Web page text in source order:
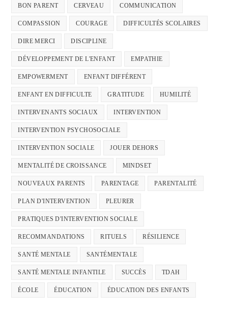
BON PARENT CERVEAU COMMUNICATION
COMPASSION COURAGE DIFFICULTÉS SCOLAIRES
DIRE MERCI DISCIPLINE
DÉVELOPPEMENT DE L'ENFANT EMPATHIE
EMPOWERMENT ENFANT DIFFÉRENT
ENFANT EN DIFFICULTE GRATITUDE HUMILITÉ
INTERVENANTS SOCIAUX INTERVENTION
INTERVENTION PSYCHOSOCIALE
INTERVENTION SOCIALE JOUER DEHORS
MENTALITÉ DE CROISSANCE MINDSET
NOUVEAUX PARENTS PARENTAGE PARENTALITÉ
PLAN D'INTERVENTION PLEURER
PRATIQUES D'INTERVENTION SOCIALE
RECOMMANDATIONS RITUELS RÉSILIENCE
SANTÉ MENTALE SANTÉMENTALE
SANTÉ MENTALE INFANTILE SUCCÈS TDAH
ÉCOLE ÉDUCATION ÉDUCATION DES ENFANTS